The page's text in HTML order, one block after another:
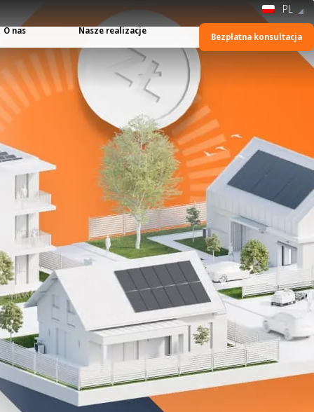
PL
O nas Nasze realizacje
Bezpłatna konsultacja